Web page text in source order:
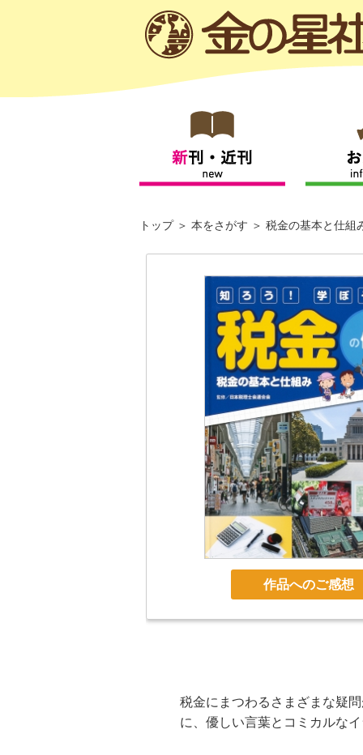
トップ 本をさがす 税金の基本と仕組
作品へのご感想
税金にまつわるさまざまな疑
に、優しい言葉とコミカルな